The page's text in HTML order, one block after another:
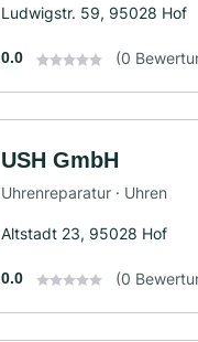
Ludwigstr. 59, 95028 Hof
0.0 (0
USH GmbH
Uhrenreparatur · Uhren
Altstadt 23, 95028 Hof
0.0 (0